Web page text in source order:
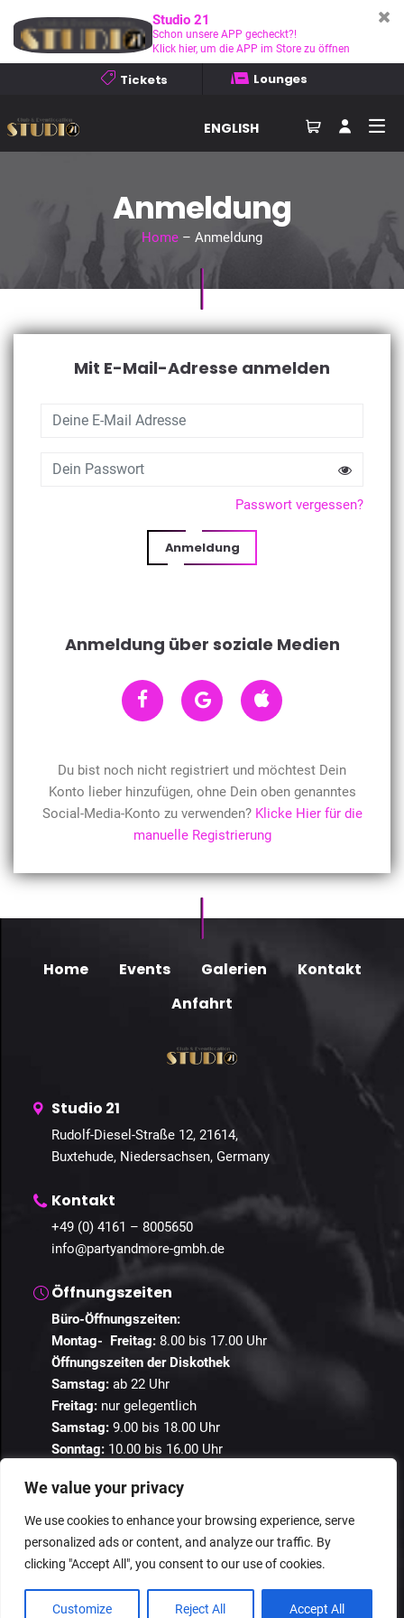
We value your privacy
We use cookies to enhance your browsing experience, serve
personalized ads or content, and analyze our traffic. By
clicking "Accept All", you consent to our use of cookies.
Customize Reject All Accept All
Tickets Lounges
ENGLISH
Anmeldung
Home– Anmeldung
Mit E-Mail-Adresse anmelden
Passwort vergessen?
Anmeldung
Anmeldung über soziale Medien
Du bist noch nicht registriert und möchtest Dein
Konto lieber hinzufügen, ohne Dein oben genanntes
Social-Media-Konto zu verwenden? Klicke Hier für die
manuelle Registrierung
Home Events Galerien
Kontakt
Anfahrt
Studio 21
Rudolf-Diesel-Straße 12, 21614,
Buxtehude, Niedersachsen, Germany
Kontakt
+49 (0) 4161 – 8005650
info@partyandmore-gmbh.de
Öffnungszeiten
Büro-Öffnungszeiten:
Montag- Freitag: 8.00 bis 17.00 Uhr
Öffnungszeiten der Diskothek
Samstag: ab 22 Uhr
Freitag: nur gelegentlich
Samstag: 9.00 bis 18.00 Uhr
Sonntag: 10.00 bis 16.00 Uhr
© 2024 Guestastic. Alle Rechte vorbehalten.
Datenschutz Geschäftsbedingungen
Studio 21
Schon unsere APP gecheckt?!
Klick hier, um die APP im Store zu öffnen